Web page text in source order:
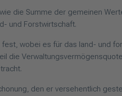
die Summe der gemeinen
und Forstwirtschaft.
wobei es für das land- und
die
den er versehentlich